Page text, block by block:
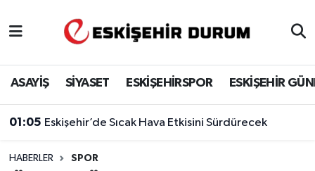
ASAYİŞ SİYASET ESKİŞEHİRSPOR ESKİŞEHİR
01:05 Eskişehir’de Sıcak Hava Etkisini Sürdürecek
HABERLER SPOR
Eskişehir Hava Durumu
Eskişehir Namaz Vakitleri
Eskişehir Trafik Yoğunluk Haritası